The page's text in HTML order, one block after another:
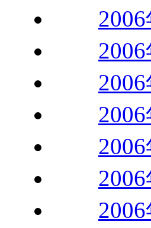
2006
2006
2006
2006
2006
2006
2006